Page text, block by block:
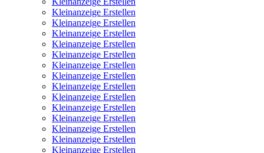
Kleinanzeige Erstellen
Kleinanzeige Erstellen
Kleinanzeige Erstellen
Kleinanzeige Erstellen
Kleinanzeige Erstellen
Kleinanzeige Erstellen
Kleinanzeige Erstellen
Kleinanzeige Erstellen
Kleinanzeige Erstellen
Kleinanzeige Erstellen
Kleinanzeige Erstellen
Kleinanzeige Erstellen
Kleinanzeige Erstellen
Kleinanzeige Erstellen